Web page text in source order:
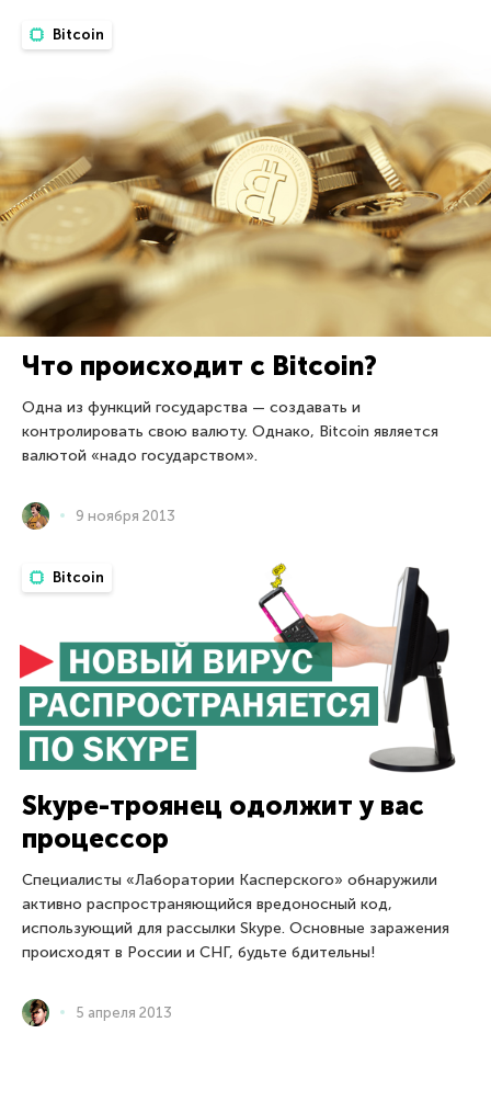
Bitcoin
Что происходит с Bitcoin?
Одна из функций государства — создавать и
контролировать свою валюту. Однако, Bitcoin является
валютой «надо государством».
9 ноября 2013
Bitcoin
Skype-троянец одолжит у вас
процессор
Специалисты «Лаборатории Касперского» обнаружили
активно распространяющийся вредоносный код,
использующий для рассылки Skype. Основные заражения
происходят в России и СНГ, будьте бдительны!
5 апреля 2013